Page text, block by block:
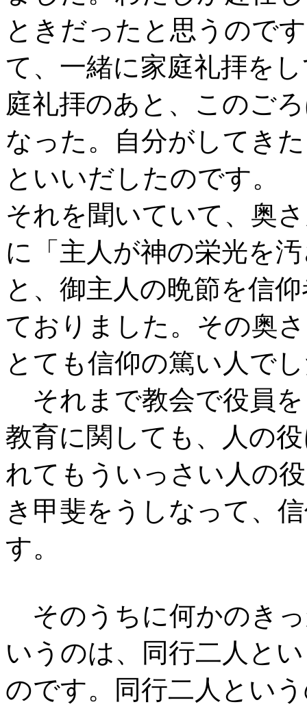
ときだったと思うので
て、一緒に家庭礼拝を
庭礼拝のあと、このご
なった。自分がしてき
といいだしたのです。
それを聞いていて、奥
に「主人が神の栄光を
と、御主人の晩節を信
ておりました。その奥
とても信仰の篤い人で
それまで教会で役員
教育に関しても、人の
れてもういっさい人の
き甲斐をうしなって、
す。
そのうちに何かのき
いうのは、同行二人と
のです。同行二人とい